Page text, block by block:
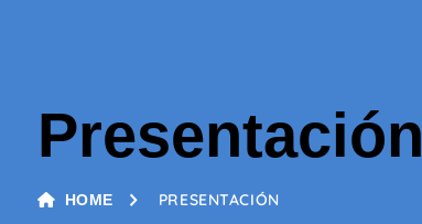
Presentación
HOME PRESENTACIÓN